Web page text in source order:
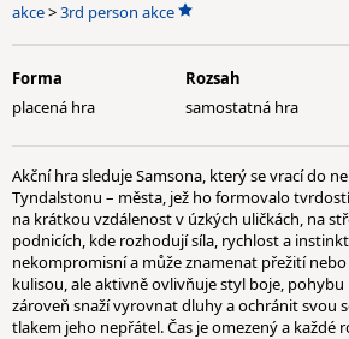
akce>3rd person akce
Forma
placená hra
Rozsah
samostatná hra
Akční hra sleduje Samsona, který se vrací do
Tyndalstonu – města, jež ho formovalo
na krátkou vzdálenost v úzkých uličkách, na
podnicích, kde rozhodují síla, rychlost a
nekompromisní a může znamenat přežití
kulisou, ale aktivně ovlivňuje styl boje, pohybu
zároveň snaží vyrovnat dluhy a ochránit svou
tlakem jeho nepřátel. Čas je omezený a každé